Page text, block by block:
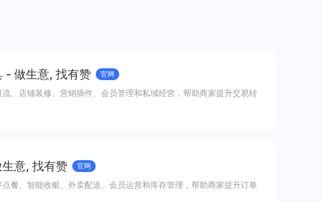
- 做生意, 找有赞 官网
、店铺装修、营销插件、会员管理和私域经营，帮助商家提升交易转
意, 找有赞 官网
餐、智能收银、外卖配送、会员运营和库存管理，帮助商家提升订单